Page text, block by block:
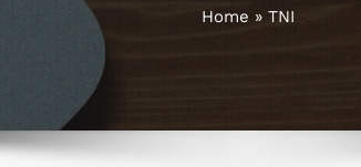
Home » TNI